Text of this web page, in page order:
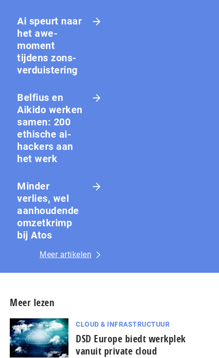
Ai speurt naar
het awe-
moment
tijdens zons­
ver­duis­te­ring
Belfius en
Aikido werken
samen: 200
ethische ai-
hackers aan
het werk
Minder
verlies, wel
aanhoudende
omzetkrimp
bij Atos
Meer artikelen
Meer lezen
CLOUD & INFRASTRUCTUUR
DSD Europe biedt werkplek
vanuit private cloud